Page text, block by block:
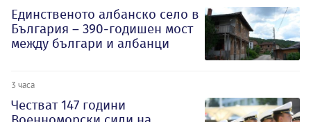
Единственото албанско село в
България – 390-годишен мост
между българи и албанци
3 часа
Честват 147 години